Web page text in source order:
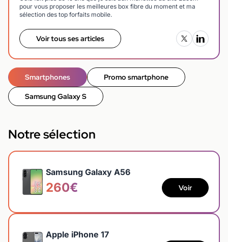
pour vous proposer les meilleures box fibre du moment et ma
sélection des top forfaits mobile.
Voir tous ses articles
Smartphones Promo smartphone
Samsung Galaxy S
Notre sélection
Samsung Galaxy A56
260€ Voir
Apple iPhone 17